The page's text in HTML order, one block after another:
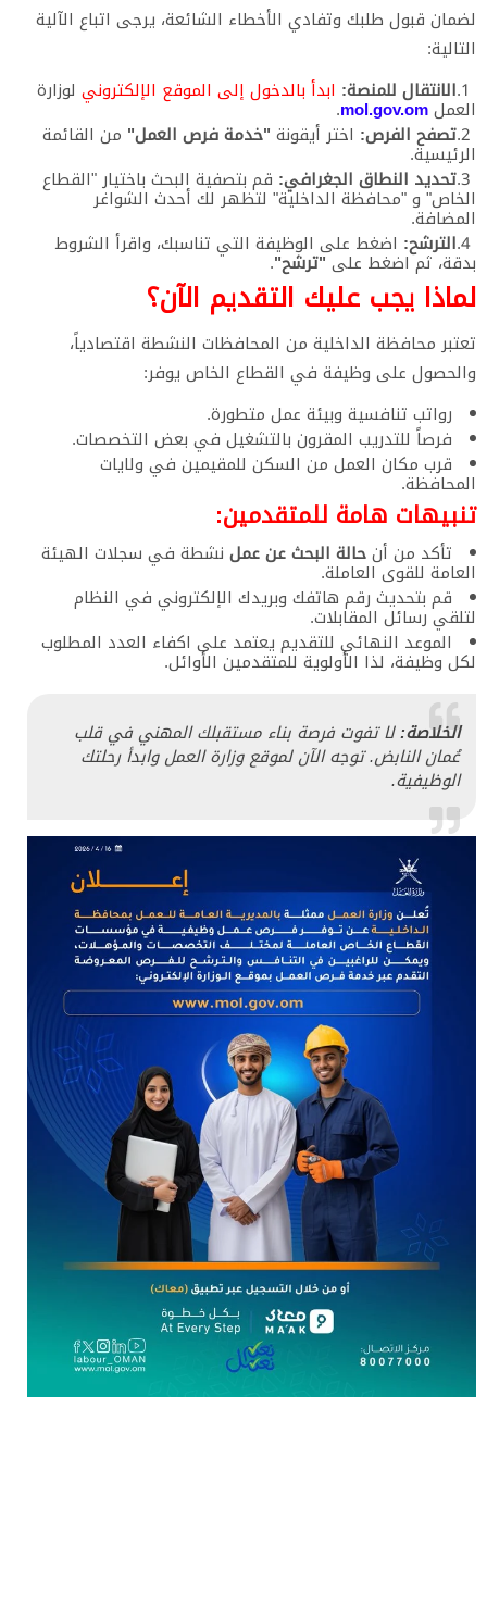
​لضمان قبول طلبك وتفادي الأخطاء الشائعة، يرجى اتباع الآلية
التالية:
الانتقال للمنصة: ابدأ بالدخول إلى الموقع الإلكتروني لوزارة
العملmol.gov.om
.
تصفح الفرص: اختر أيقونة "خدمة فرص العمل" من القائمة
الرئيسية.
تحديد النطاق الجغرافي: قم بتصفية البحث باختيار "القطاع
الخاص" و "محافظة الداخلية" لتظهر لك أحدث الشواغر
المضافة.
الترشح: اضغط على الوظيفة التي تناسبك، واقرأ الشروط
بدقة، ثم اضغط على"ترشح".
لماذا يجب عليك التقديم الآن؟
​تعتبر محافظة الداخلية من المحافظات النشطة اقتصادياً،
والحصول على وظيفة في القطاع الخاص يوفر:
​رواتب تنافسية وبيئة عمل متطورة.
​فرصاً للتدريب المقرون بالتشغيل في بعض التخصصات.
​قرب مكان العمل من السكن للمقيمين في ولايات
المحافظة.
تنبيهات هامة للمتقدمين:
​تأكد من أنحالة البحث عن عمل نشطة في سجلات الهيئة
العامة للقوى العاملة.
​قم بتحديث رقم هاتفك وبريدك الإلكتروني في النظام
لتلقي رسائل المقابلات.
​الموعد النهائي للتقديم يعتمد على اكفاء العدد المطلوب
لكل وظيفة، لذا الأولوية للمتقدمين الأوائل.
الخلاصة:لا تفوت فرصة بناء مستقبلك المهني في قلب
عُمان النابض. توجه الآن لموقع وزارة العمل وابدأ رحلتك
الوظيفية.